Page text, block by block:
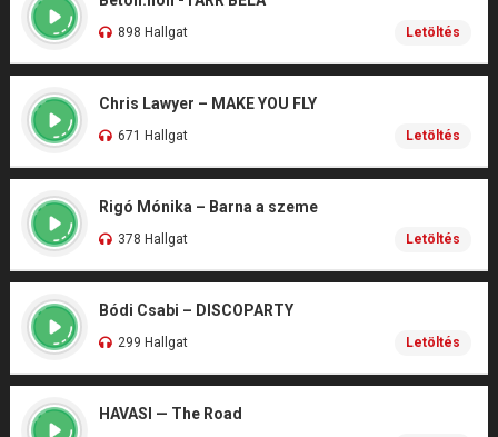
898 Hallgat Letöltés
Chris Lawyer – MAKE YOU FLY
671 Hallgat Letöltés
Rigó Mónika – Barna a szeme
378 Hallgat Letöltés
Bódi Csabi – DISCOPARTY
299 Hallgat Letöltés
HAVASI — The Road